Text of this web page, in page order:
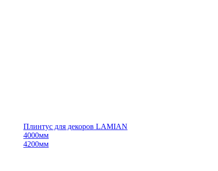
Плинтус для декоров LAMIAN
4000мм
4200мм